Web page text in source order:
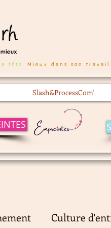
Mieux dans son travail
tête
Slash&ProcessCom'
Culture